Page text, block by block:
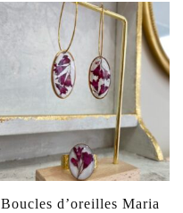
Boucles d’oreilles Maria